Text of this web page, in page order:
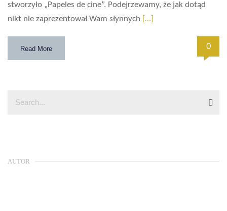
stworzyło „Papeles de cine”. Podejrzewamy, że jak dotąd
nikt nie zaprezentował Wam słynnych […]
Read More 0
AUTOR